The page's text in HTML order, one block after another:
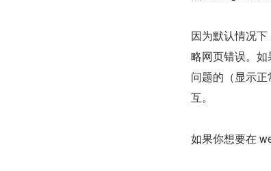
因为默认情况
略网页错误。
问题的（显示
互。
如果你想要在